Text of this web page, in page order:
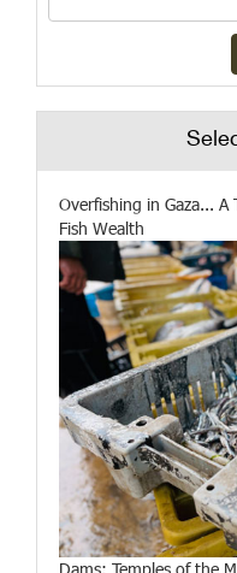
Overfishing in Gaza...
Fish Wealth
Dams: Temples of the